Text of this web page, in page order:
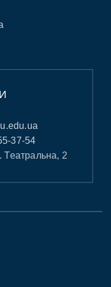
37-54
Театральна, 2